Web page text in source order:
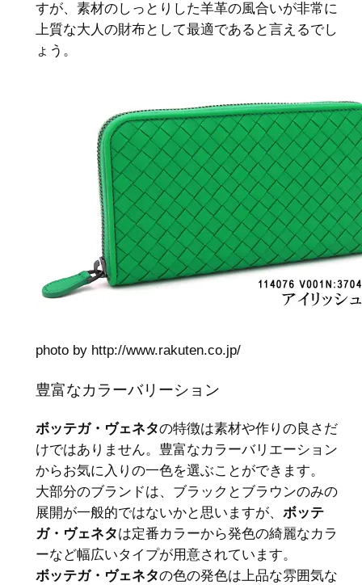
すが、素材のしっとりした羊革の風合いが非常に
上質な大人の財布として最適であると言えるでし
ょう。
photo by http://www.rakuten.co.jp/
豊富なカラーバリーション
ボッテガ・ヴェネタの特徴は素材や作りの良さだ
けではありません。豊富なカラーバリエーション
からお気に入りの一色を選ぶことができます。
大部分のブランドは、ブラックとブラウンのみの
展開が一般的ではないかと思いますが、 ボッテ
ガ・ヴェネタは定番カラーから発色の綺麗なカラ
ーなど幅広いタイプが用意されています。
ボッテガ・ヴェネタの色の発色は上品な雰囲気な